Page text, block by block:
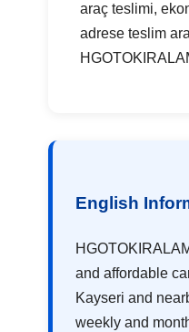
araç teslimi,
adrese teslim
English
and affordable
Kayseri and
weekly and